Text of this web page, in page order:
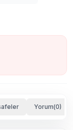
Yorum(0)